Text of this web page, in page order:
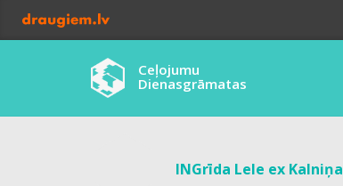
Ceļojumu
Dienasgrāmatas
INGrīda Lele ex Kalniņa